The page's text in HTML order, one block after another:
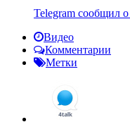
Telegram сообщил
Видео
Комментарии
Метки